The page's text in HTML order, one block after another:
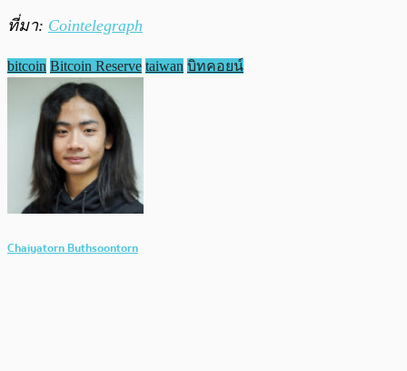
ที่มา: Cointelegraph
bitcoin Bitcoin Reserve taiwan บิทคอยน์
Chaiyatorn Buthsoontorn